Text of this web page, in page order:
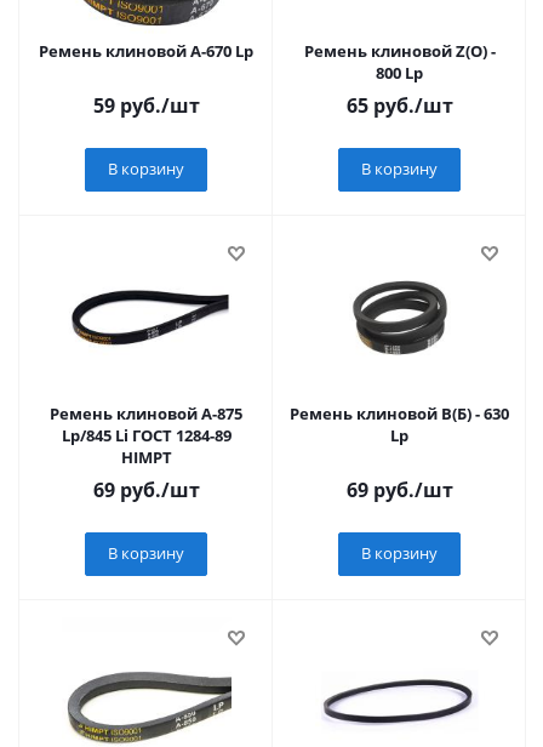
Ремень клиновой А-670 Lp
59руб./шт
В корзину
Ремень клиновой Z(О) -
800 Lp
65руб./шт
В корзину
Ремень клиновой А-875
Lp/845 Li ГОСТ 1284-89
HIMPT
69руб./шт
В корзину
Ремень клиновой В(Б) - 630
Lp
69руб./шт
В корзину